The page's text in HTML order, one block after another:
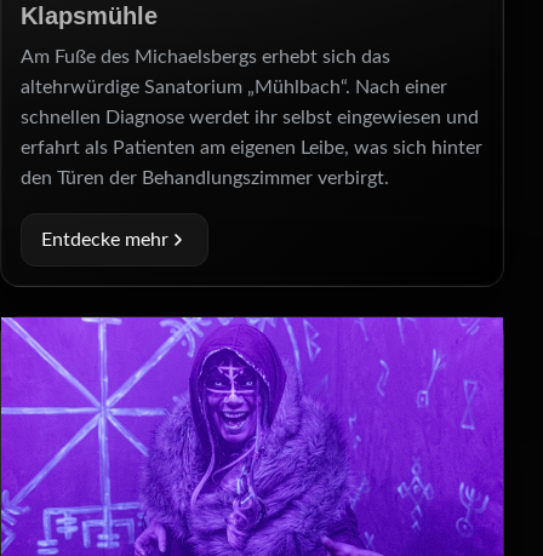
Klapsmühle
Am Fuße des Michaelsbergs erhebt sich das
altehrwürdige Sanatorium „Mühlbach“. Nach einer
schnellen Diagnose werdet ihr selbst eingewiesen und
erfahrt als Patienten am eigenen Leibe, was sich hinter
den Türen der Behandlungszimmer verbirgt.
Entdecke mehr